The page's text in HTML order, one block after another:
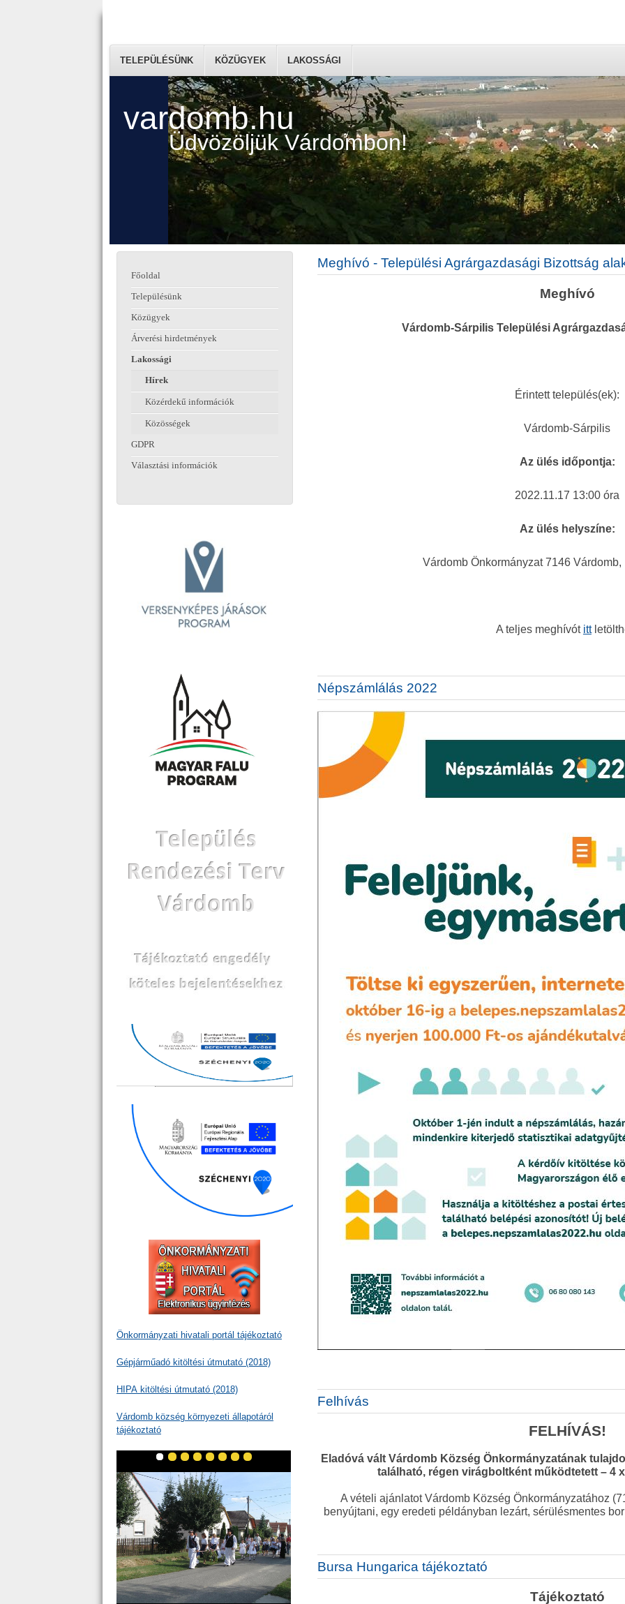
vardomb.hu
Üdvözöljük Várdombon!
TELEPÜLÉSÜNK KÖZÜGYEK LAKOSSÁGI
Főoldal
Településünk
Közügyek
Árverési hirdetmények
Lakossági
Hírek
Közérdekű információk
Közösségek
GDPR
Választási információk
Önkormányzati hivatali portál tájékoztató
Gépjárműadó kitöltési útmutató (2018)
HIPA kitöltési útmutató (2018)
Várdomb község környezeti állapotáról
tájékoztató
Meghívó - Települési Agrárgazdasági Bizottság
Meghívó
Várdomb-Sárpilis Települési
Érintett település(ek):
Várdomb-Sárpilis
Az ülés időpontja:
2022.11.17 13:00 óra
Az ülés helyszíne:
Várdomb Önkormányzat 7146 Várdomb,
A teljes meghívót itt
Népszámlálás 2022
Felhívás
FELHÍVÁS!
Eladóvá vált Várdomb Község Önkormányzatának
található, régen virágboltként működtetett – 4
A vételi ajánlatot Várdomb Község Önkormányzatához
benyújtani, egy eredeti példányban lezárt, sérülésmentes
Bursa Hungarica tájékoztató
Tájékoztató